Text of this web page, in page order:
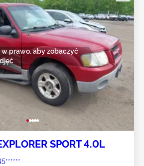
w prawo, aby zobaczyć
SPORT 4.0L